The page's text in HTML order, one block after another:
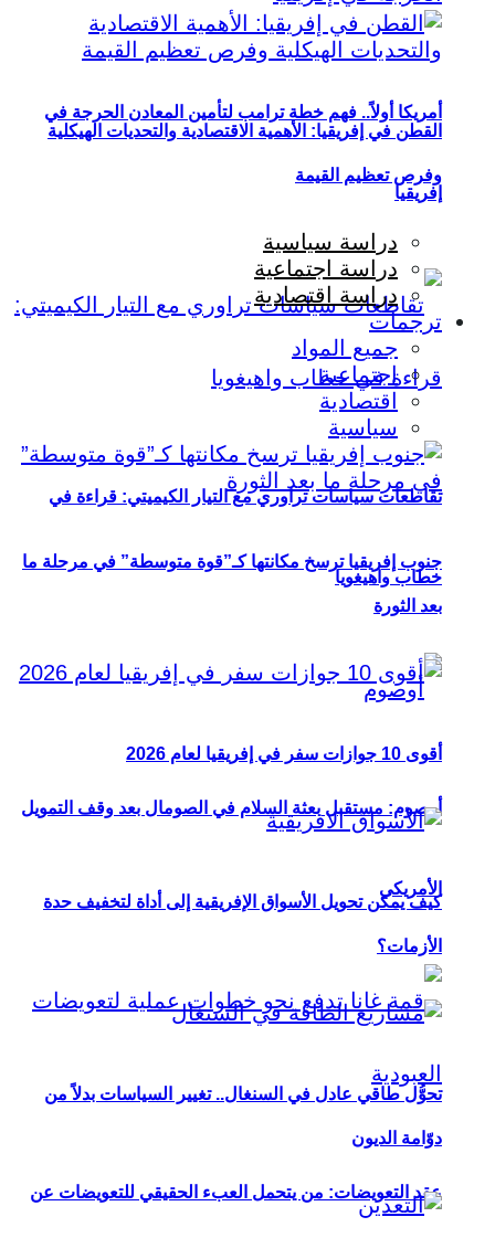
أمريكا أولاً.. فهم خطة ترامب لتأمين المعادن الحرجة في
إفريقيا
تقاطعات سياسات تراوري مع التيار الكيميتي: قراءة في
خطاب واهيغويا
أوصوم: مستقبل بعثة السلام في الصومال بعد وقف التمويل
الأمريكي
عقد التعويضات: من يتحمل العبء الحقيقي للتعويضات عن
القطن في إفريقيا: الأهمية الاقتصادية والتحديات الهيكلية
وفرص تعظيم القيمة
دراسة سياسية
دراسة اجتماعية
دراسة اقتصادية
ترجمات
جميع المواد
اجتماعية
اقتصادية
سياسية
جنوب إفريقيا ترسخ مكانتها كـ”قوة متوسطة” في مرحلة ما
بعد الثورة
أقوى 10 جوازات سفر في إفريقيا لعام 2026
كيف يمكن تحويل الأسواق الإفريقية إلى أداة لتخفيف حدة
الأزمات؟
تحوُّل طاقي عادل في السنغال.. تغيير السياسات بدلاً من
دوّامة الديون